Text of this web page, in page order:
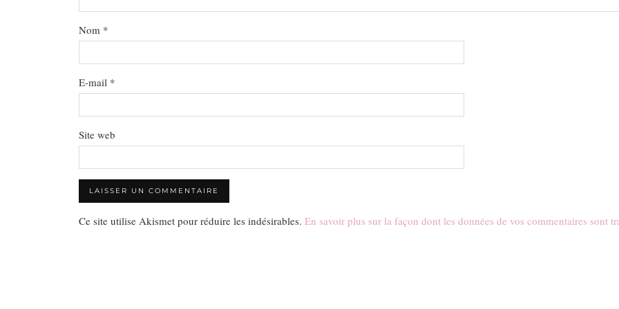
Nom *
E-mail *
Site web
Ce site utilise Akismet pour réduire les indésirables. En savoir plus sur la façon dont les données de vos commentaires sont